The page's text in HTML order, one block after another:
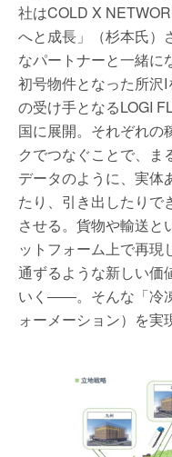
社はCOLD X
へと成長」（杉本氏）
なパートナーと一緒に
初号物件となった所沢
の受け手となるLOGI
国に展開。それぞれの
クでつなぐことで、ま
データのように、実体
たり、引き出したりで
させる。貨物や輸送と
ットフォーム上で再現
通ずるような新しい価
いく――。そんな「冷
ォーメーション）を実